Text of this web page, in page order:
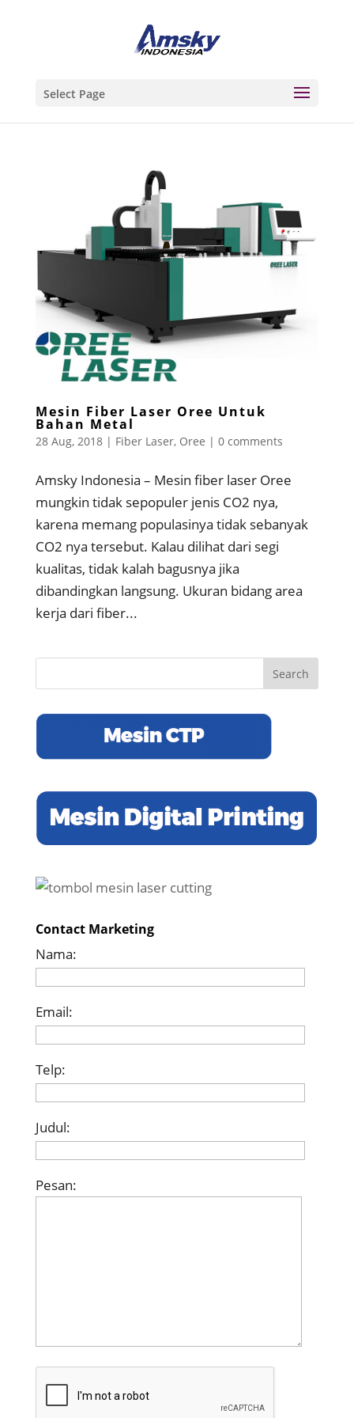
Select Page
Mesin Fiber Laser Oree Untuk
Bahan Metal
28 Aug, 2018| Fiber Laser, Oree | 0 comments
Amsky Indonesia – Mesin fiber laser Oree
mungkin tidak sepopuler jenis CO2 nya,
karena memang populasinya tidak sebanyak
CO2 nya tersebut. Kalau dilihat dari segi
kualitas, tidak kalah bagusnya jika
dibandingkan langsung. Ukuran bidang area
kerja dari fiber...
Contact Marketing
Nama:
Email:
Telp:
Judul:
Pesan: